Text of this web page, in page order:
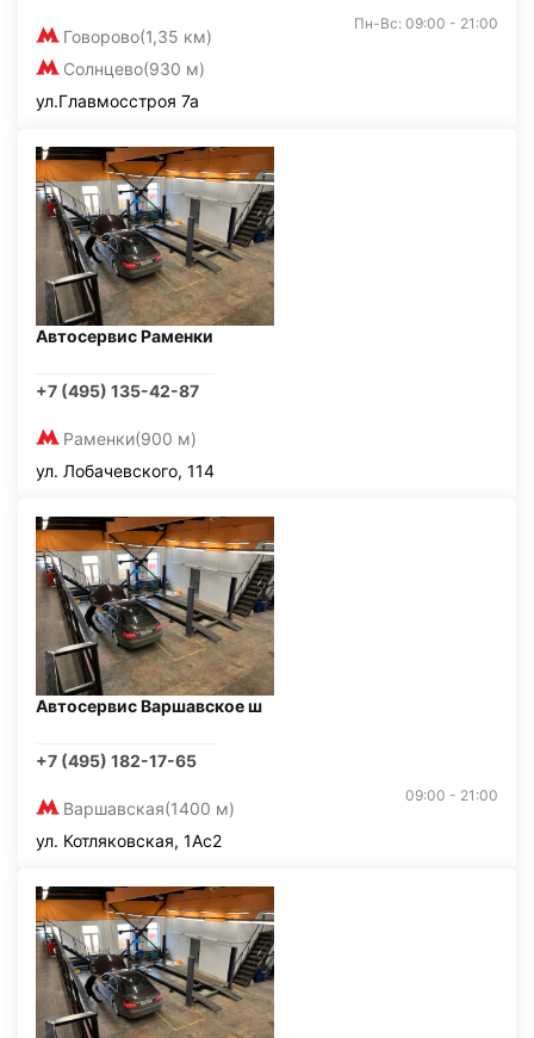
Говорово(1,35 км)
Солнцево(930 м)
Пн-Вс: 09:00 - 21:00
ул.Главмосстроя 7а
Автосервис Раменки
+7 (495) 135-42-87
Раменки(900 м)
ул. Лобачевского, 114
Автосервис Варшавское ш
+7 (495) 182-17-65
Варшавская(1400 м)
09:00 - 21:00
ул. Котляковская, 1Ас2